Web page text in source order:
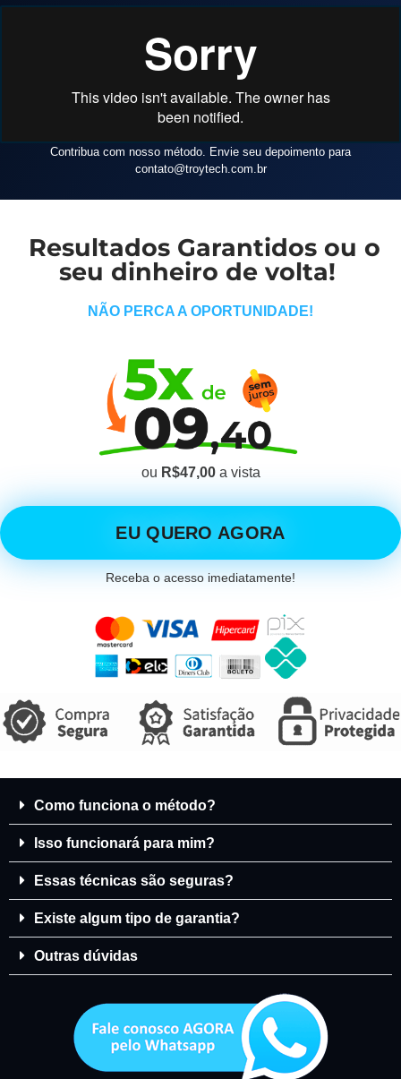
Contribua com nosso método. Envie seu depoimento para
contato@troytech.com.br
Resultados Garantidos ou o
seu dinheiro de volta!
NÃO PERCA A OPORTUNIDADE!
ou R$47,00a vista
EU QUERO AGORA
Receba o acesso imediatamente!
Como funciona o método?
Isso funcionará para mim?
Essas técnicas são seguras?
Existe algum tipo de garantia?
Outras dúvidas